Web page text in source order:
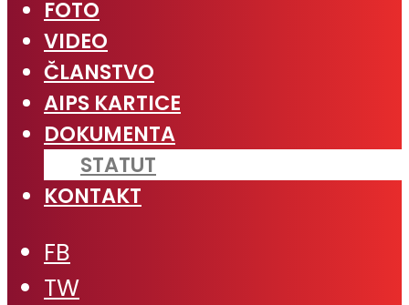
FOTO
VIDEO
ČLANSTVO
AIPS KARTICE
DOKUMENTA
STATUT
KONTAKT
FB
TW